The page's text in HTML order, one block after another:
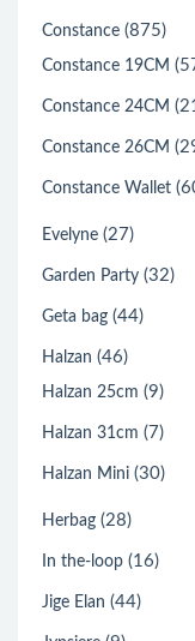
Constance (875)
Constance 19CM
Constance 24CM
Constance 26CM
Constance Wallet
Evelyne (27)
Garden Party (32)
Geta bag (44)
Halzan (46)
Halzan 25cm (9)
Halzan 31cm (7)
Halzan Mini (30)
Herbag (28)
In the-loop (16)
Jige Elan (44)